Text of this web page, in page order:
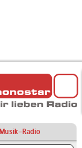
Musik-Radio